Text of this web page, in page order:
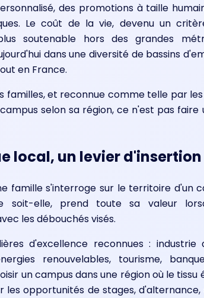
des promotions à taille
Le coût de la vie, devenu un
soutenable hors des grandes
dans une diversité de bassins
en France.
et reconnue comme telle par
selon sa région, ce n'est pas
local, un levier
famille s'interroge sur le territoire d'un
soit-elle, prend toute sa valeur
les débouchés visés.
d'excellence reconnues : industrie
renouvelables, tourisme,
un campus dans une région où le
les opportunités de stages,